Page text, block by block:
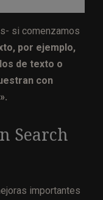
si comenzamos
por ejemplo,
de texto o
con
Search
importantes